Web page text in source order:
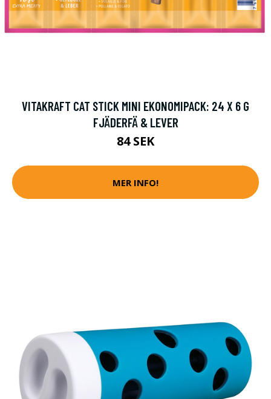
VITAKRAFT CAT STICK MINI EKONOMIPACK: 24 X 6 G
FJÄDERFÄ & LEVER
84 SEK
MER INFO!